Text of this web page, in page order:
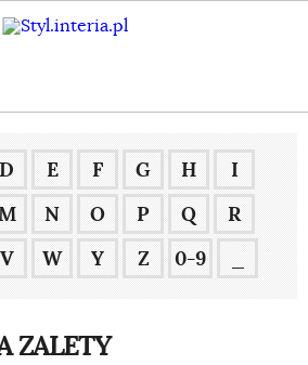
D E F G H
I
N O P Q
R
V W Y Z 0-9
ZALETY